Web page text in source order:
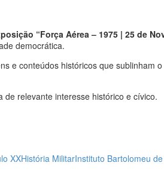
“Força Aérea – 1975 | 25 de
democrática.
e conteúdos históricos que sublinham o
relevante interesse histórico e cívico.
XXHistória MilitarInstituto Bartolomeu